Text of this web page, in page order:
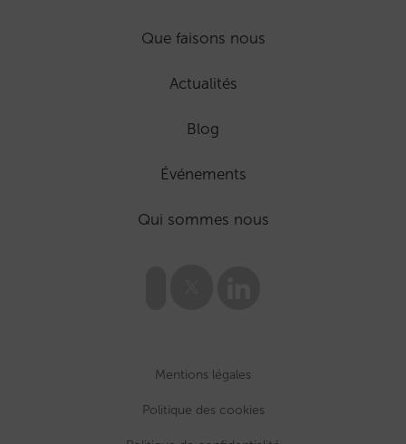
Que faisons nous
Actualités
Blog
Événements
Qui sommes nous
Mentions légales
Politique des cookies